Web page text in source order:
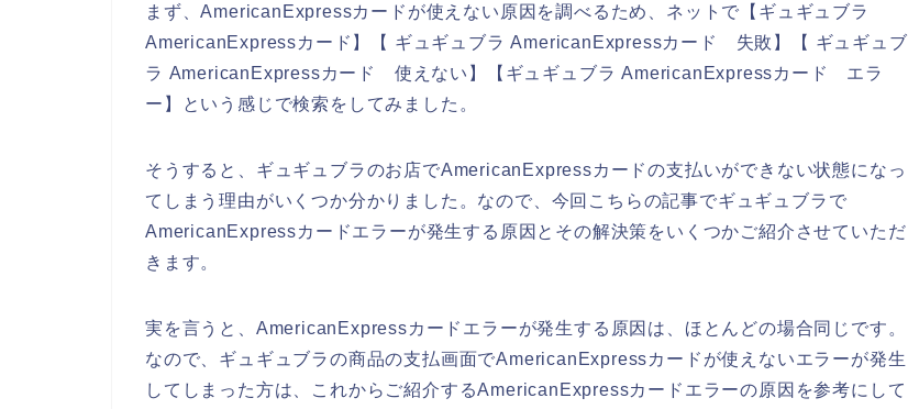
まず、AmericanExpressカードが使えない原因を調べるため、ネットで【ギュギュブラ
AmericanExpressカード】【 ギュギュブラ AmericanExpressカード 失敗】【 ギュギュブ
ラ AmericanExpressカード 使えない】【ギュギュブラ AmericanExpressカード エラ
ー】という感じで検索をしてみました。
そうすると、ギュギュブラのお店でAmericanExpressカードの支払いができない状態になっ
てしまう理由がいくつか分かりました。なので、今回こちらの記事でギュギュブラで
AmericanExpressカードエラーが発生する原因とその解決策をいくつかご紹介させていただ
きます。
実を言うと、AmericanExpressカードエラーが発生する原因は、ほとんどの場合同じです。
なので、ギュギュブラの商品の支払画面でAmericanExpressカードが使えないエラーが発生
してしまった方は、これからご紹介するAmericanExpressカードエラーの原因を参考にして